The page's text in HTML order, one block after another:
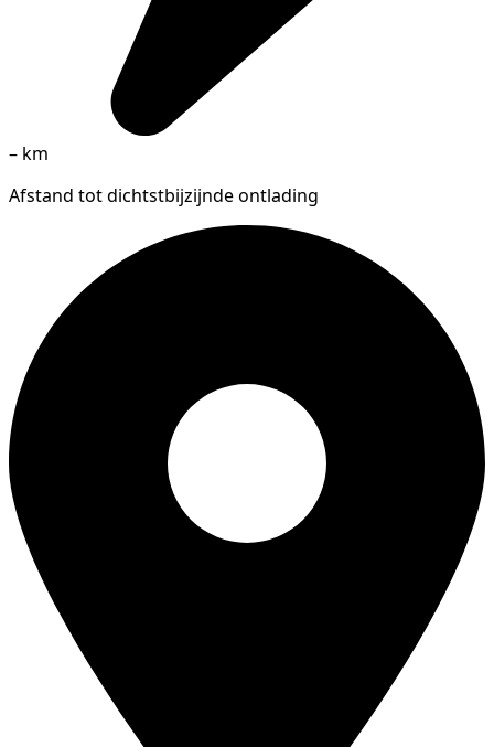
– km
Afstand tot dichtstbijzijnde ontlading